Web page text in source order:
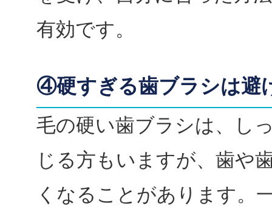
有効です。
④硬すぎる歯ブラシは避
毛の硬い歯ブラシは、し
じる方もいますが、歯や
くなることがあります。